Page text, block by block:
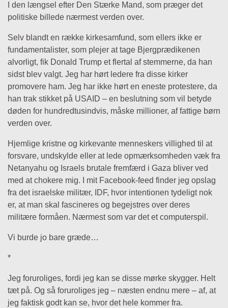
I den længsel efter Den Stærke Mand, som præger det
politiske billede nærmest verden over.
Selv blandt en række kirkesamfund, som ellers ikke er
fundamentalister, som plejer at tage Bjergprædikenen
alvorligt, fik Donald Trump et flertal af stemmerne, da han
sidst blev valgt. Jeg har hørt ledere fra disse kirker
promovere ham. Jeg har ikke hørt en eneste protestere, da
han trak stikket på USAID – en beslutning som vil betyde
døden for hundredtusindvis, måske millioner, af fattige børn
verden over.
Hjemlige kristne og kirkevante menneskers villighed til at
forsvare, undskylde eller at lede opmærksomheden væk fra
Netanyahu og Israels brutale fremfærd i Gaza bliver ved
med at chokere mig. I mit Facebook-feed finder jeg opslag
fra det israelske militær, IDF, hvor intentionen tydeligt nok
er, at man skal fascineres og begejstres over deres
militære formåen. Nærmest som var det et computerspil.
Vi burde jo bare græde…
*
Jeg foruroliges, fordi jeg kan se disse mørke skygger. Helt
tæt på. Og så foruroliges jeg – næsten endnu mere – af, at
jeg faktisk godt kan se, hvor det hele kommer fra.